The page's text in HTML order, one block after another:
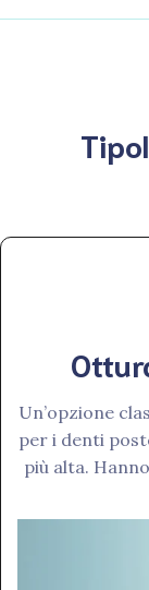
Un’opzione
per i denti
più alta.